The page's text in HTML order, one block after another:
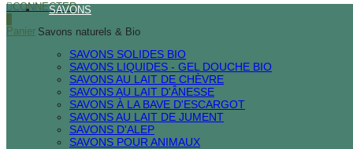
CONNECTER
Panier
SAVONS
Savons naturels & Bio
SAVONS SOLIDES BIO
SAVONS LIQUIDES - GEL DOUCHE BIO
SAVONS AU LAIT DE CHÈVRE
SAVONS AU LAIT D'ÂNESSE
SAVONS À LA BAVE D'ESCARGOT
SAVONS AU LAIT DE JUMENT
SAVONS D'ALEP
SAVONS POUR ANIMAUX